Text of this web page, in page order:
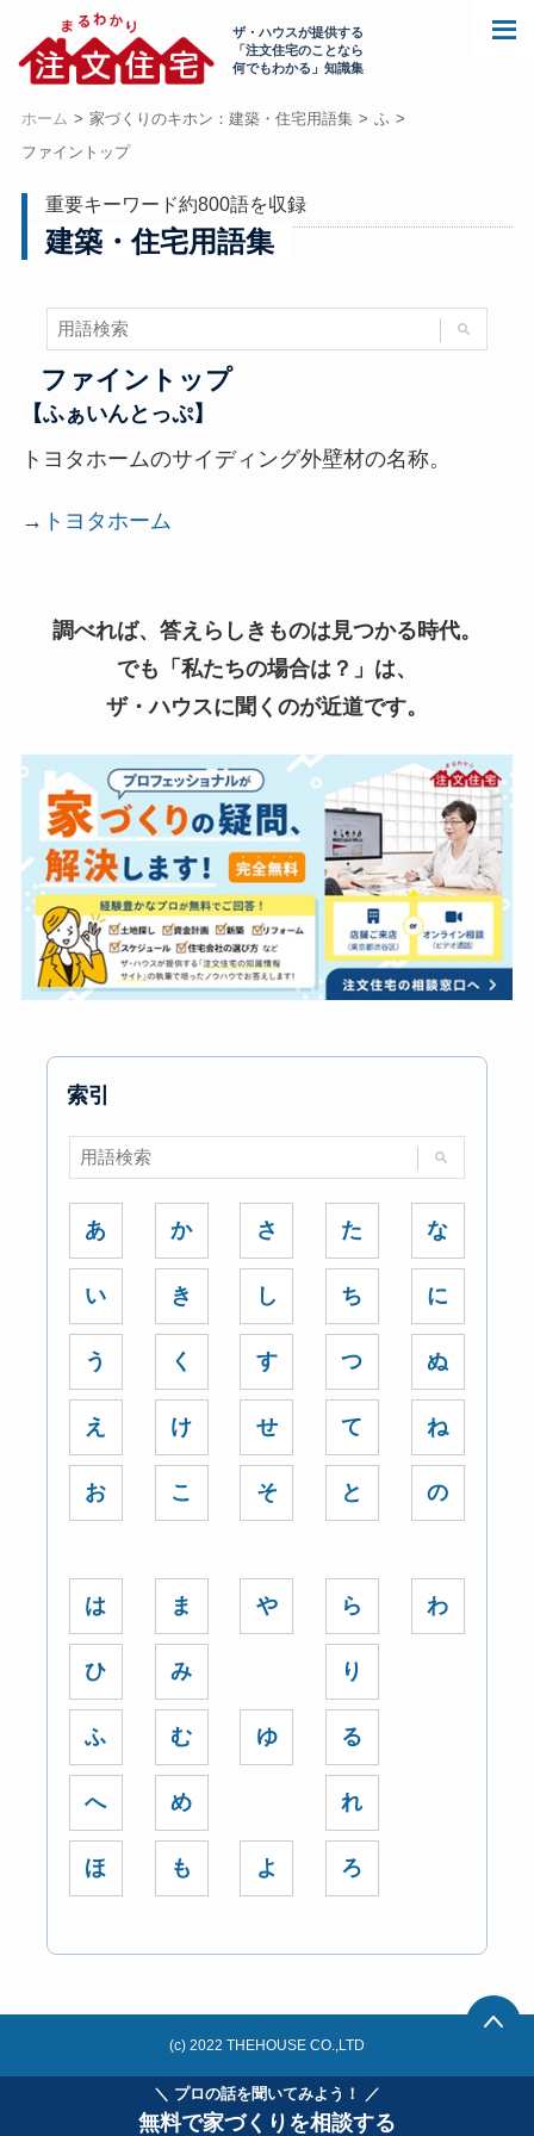
＼ プロの話を聞いてみよう！ ／
無料で家づくりを相談する
ザ・ハウスが提供する
「注文住宅のことなら
何でもわかる」知識集
ホーム 家づくりのキホン：建築・住宅用語集
ふ
ファイントップ
重要キーワード約800語を収録
建築・住宅用語集
ファイントップ
【ふぁいんとっぷ】
トヨタホームのサイディング外壁材の名称。
→ トヨタホーム
調べれば、答えらしきものは見つかる時代。
でも「私たちの場合は？」は、
ザ・ハウスに聞くのが近道です。
索引
あ
い
う
え
お
か
き
く
け
こ
さ
し
す
せ
そ
た
ち
つ
て
と
な
に
ぬ
ね
の
は
ひ
ふ
へ
ほ
ま
み
む
め
も
や
ゆ
よ
ら
り
る
れ
ろ
わ
(c) 2022 THEHOUSE CO.,LTD